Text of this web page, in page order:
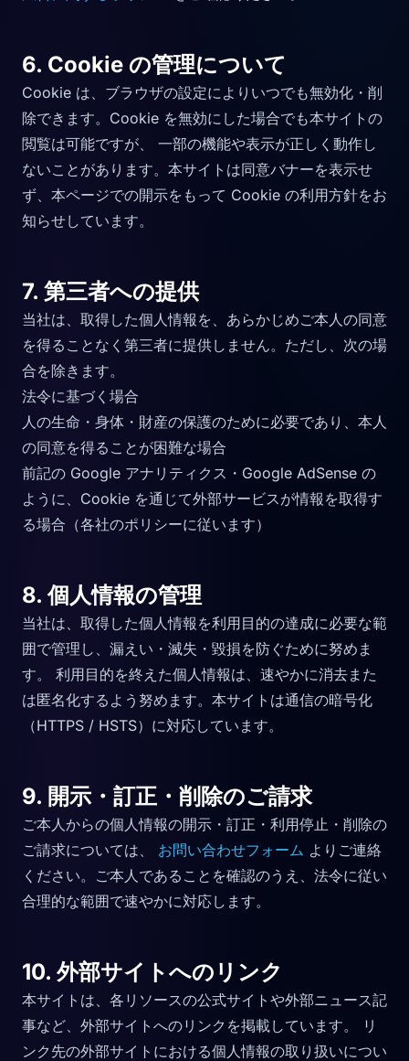
6. Cookie の管理について
Cookie は、ブラウザの設定によりいつでも無効化・削
除できます。Cookie を無効にした場合でも本サイトの
閲覧は可能ですが、 一部の機能や表示が正しく動作し
ないことがあります。本サイトは同意バナーを表示せ
ず、本ページでの開示をもって Cookie の利用方針をお
知らせしています。
7. 第三者への提供
当社は、取得した個人情報を、あらかじめご本人の同意
を得ることなく第三者に提供しません。ただし、次の場
合を除きます。
法令に基づく場合
人の生命・身体・財産の保護のために必要であり、本人
の同意を得ることが困難な場合
前記の Google アナリティクス・Google AdSense の
ように、Cookie を通じて外部サービスが情報を取得す
る場合（各社のポリシーに従います）
8. 個人情報の管理
当社は、取得した個人情報を利用目的の達成に必要な範
囲で管理し、漏えい・滅失・毀損を防ぐために努めま
す。 利用目的を終えた個人情報は、速やかに消去また
は匿名化するよう努めます。本サイトは通信の暗号化
（HTTPS / HSTS）に対応しています。
9. 開示・訂正・削除のご請求
ご本人からの個人情報の開示・訂正・利用停止・削除の
ご請求については、 お問い合わせフォーム よりご連絡
ください。ご本人であることを確認のうえ、法令に従い
合理的な範囲で速やかに対応します。
10. 外部サイトへのリンク
本サイトは、各リソースの公式サイトや外部ニュース記
事など、外部サイトへのリンクを掲載しています。 リ
ンク先の外部サイトにおける個人情報の取り扱いについ